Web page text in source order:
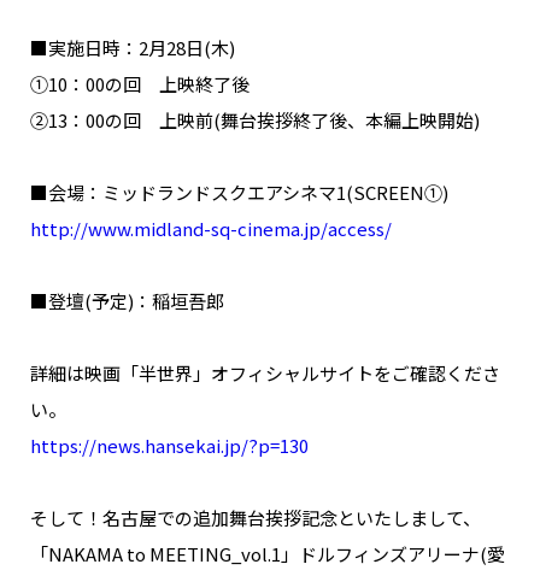
DISCOGRAPHY
CHIZUSHOP
NAKAMA入会
FAQ
■実施日時：2月28日(木)
①10：00の回 上映終了後
②13：00の回 上映前(舞台挨拶終了後、本編上映開始)
■会場：ミッドランドスクエアシネマ1(SCREEN①)
http://www.midland-sq-cinema.jp/access/
■登壇(予定)：稲垣吾郎
詳細は映画「半世界」オフィシャルサイトをご確認くださ
い。
https://news.hansekai.jp/?p=130
そして！名古屋での追加舞台挨拶記念といたしまして、
「NAKAMA to MEETING_vol.1」ドルフィンズアリーナ(愛